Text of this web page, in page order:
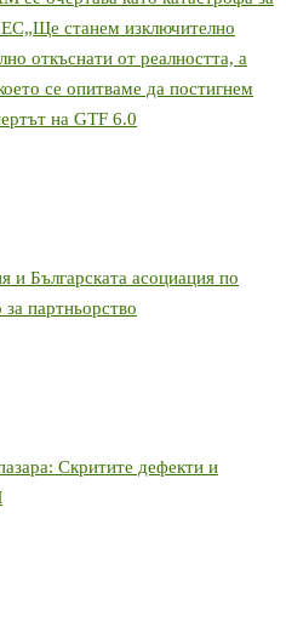
станем изключително
откъснати от реалността, а
се опитваме да постигнем
на GTF 6.0
и Българската асоциация по
партньорство
Скритите дефекти и